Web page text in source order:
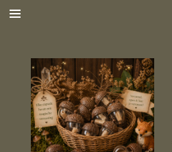
Ga
hoofdinhoud